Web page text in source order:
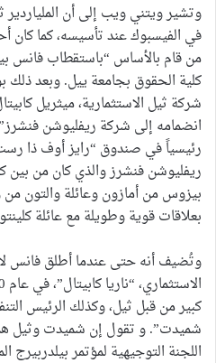
وتشير ويتني ويب إلى أن
في الفيسبوك عند تأسيسه، كما
من قام بالأساس “باستقطاب فانس
كلية الحقوق بجامعة ييل. وبعد
شركة ثيل الاستثمارية، ميثريل
انضمامه إلى شركة ريفليوشن
رئيسياً في صندوق “رايز أوف ذا
ريفليوشن فنشرز والذي كان من بين
بيزوس من أمازون وعائلة والتون
بعلاقات قوية وطويلة مع عائلة
وتُضيف أنه حتى عندما أطلق فانس
كبير من قبل ثيل، وكذلك الرئيس
شميدت”. و تقول إن شميدت وثيل
اللجنة التوجيهية لمؤتمر